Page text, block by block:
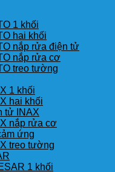
1 khối
hai khối
nắp rửa điện tử
nắp rửa cơ
treo tường
1 khối
hai khối
tử INAX
nắp rửa cơ
ứng
treo tường
1 khối